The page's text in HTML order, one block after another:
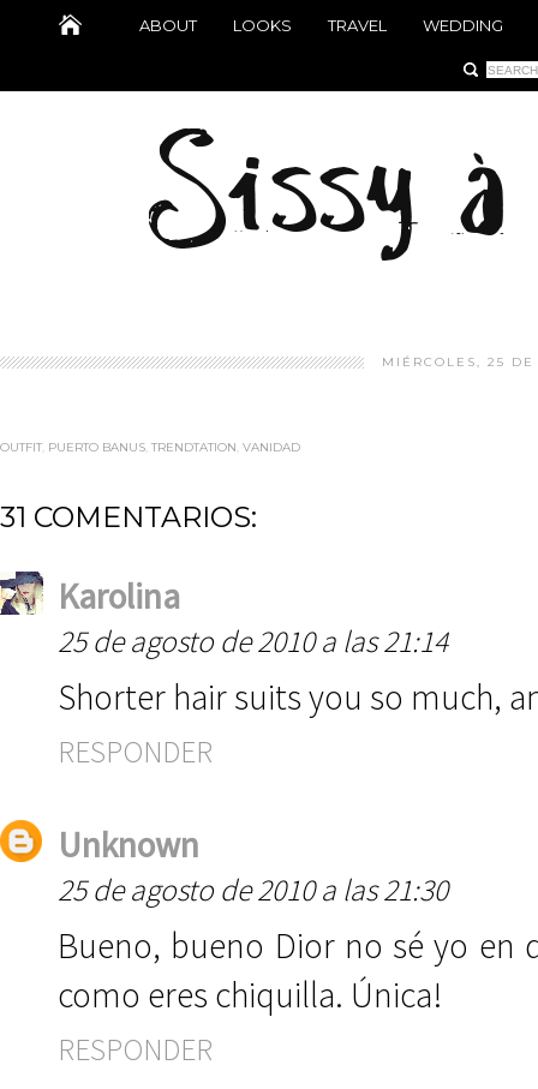
ABOUT LOOKS TRAVEL WEDDING
MIÉRCOLES, 25
OUTFIT, PUERTO BANUS, TRENDTATION, VANIDAD
31 COMENTARIOS:
Karolina
25 de agosto de 2010 a las 21:14
Shorter hair suits you so much,
RESPONDER
Unknown
25 de agosto de 2010 a las 21:30
Bueno, bueno Dior no sé yo en
como eres chiquilla. Única!
RESPONDER